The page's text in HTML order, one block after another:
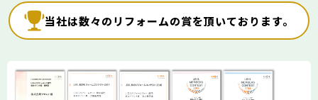
当社は数々のリフォームの賞を頂いております。